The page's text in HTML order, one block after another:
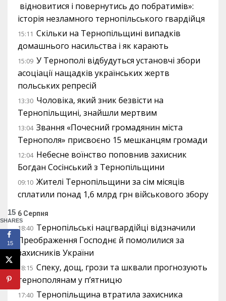
відновитися і повернутись до побратимів»:
історія незламного тернопільського гвардійця
15:11 Скільки на Тернопільщині випадків
домашнього насильства і як карають
15:09 У Тернополі відбудуться установчі збори
асоціації нащадків українських жертв
польських репресій
13:30 Чоловіка, який зник безвісти на
Тернопільщині, знайшли мертвим
13:04 Звання «Почесний громадянин міста
Тернополя» присвоєно 15 мешканцям громади
12:04 Небесне воїнство поповнив захисник
Богдан Сосінський з Тернопільщини
09:10 Жителі Тернопільщини за сім місяців
сплатили понад 1,6 млрд грн військового збору
6 Серпня
18:40 Тернопільські нацгвардійці відзначили
Преображення Господнє й помолилися за
захисників України
18:15 Спеку, дощ, грози та шквали прогнозують
тернополянам у п’ятницю
17:40 Тернопільщина втратила захисника
15
SHARES
15